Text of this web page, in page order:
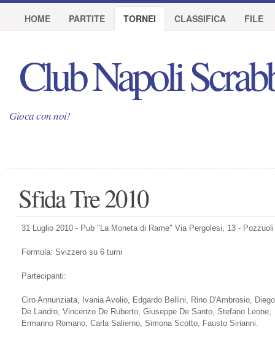
Club Napoli
Gioca con noi!
HOME PARTITE TORNEI CLASSIFICA FILE
Sfida Tre 2010
31 Luglio 2010 - Pub "La Moneta di Rame" Via Pergolesi, 13 - Pozzuoli
Formula: Svizzero su 6 turni
Partecipanti:
Ciro Annunziata, Ivania Avolio, Edgardo Bellini, Rino D'Ambrosio, Diego
De Landro, Vincenzo De Ruberto, Giuseppe De Santo, Stefano Leone,
Ermanno Romano, Carla Salierno, Simona Scotto, Fausto Sirianni.